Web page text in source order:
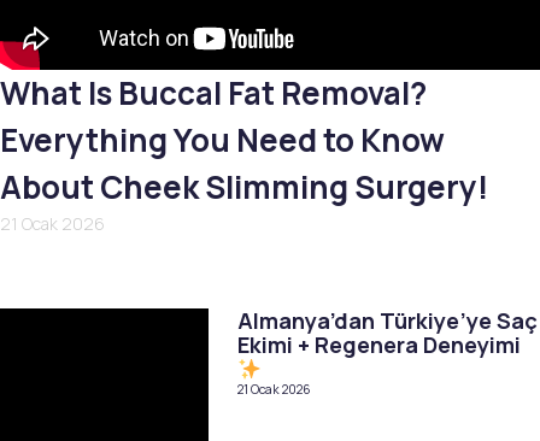
What Is Buccal Fat Removal?
Everything You Need to Know
About Cheek Slimming Surgery!
21 Ocak 2026
Almanya’dan Türkiye’ye Saç
Ekimi + Regenera Deneyimi
21 Ocak 2026